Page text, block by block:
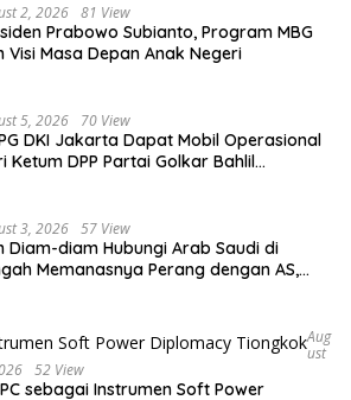
2, 2026 81 View
Prabowo Subianto, Program MBG
Visi Masa Depan Anak Negeri
5, 2026 70 View
DKI Jakarta Dapat Mobil Operasional
Ketum DPP Partai Golkar Bahlil
3, 2026 57 View
Diam-diam Hubungi Arab Saudi di
Memanasnya Perang dengan AS,
Aug
Ust
52 View
sebagai Instrumen Soft Power